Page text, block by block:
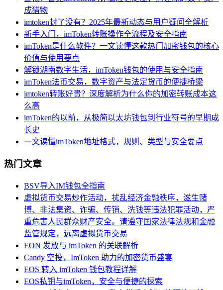
成猎物
imtoken封了没有？2025年最新动态与用户疑问全解析
新手入门，imToken转账操作全流程及安全指南
imToken是什么软件？一文读懂这款热门加密钱包的核心
价值与使用要点
解锁湖南数字生活，imToken钱包的使用与安全指南
imToken法币交易，数字资产与法定货币的便捷桥梁
imtoken转账好贵？深度解析为什么你的加密转账成本这
么高
imToken的以前，从极简以太坊钱包到行业符号的早期成
长史
一文读懂imToken地址格式，规则、类型与安全要点
热门文章
BSV导入IM钱包全指南
虚拟货币交易炒作活动，扰乱经济金融秩序，滋生赌
博、非法集资、诈骗、传销、洗钱等违法犯罪活动，严
重危害人民群众财产安全。请遵守国家法律法规和金融
监管规定，远离虚拟货币交易
EON 发放与 imToken 的关联解析
Candy 空投，ImToken 助力的加密货币盛宴
EOS 转入 imToken 钱包教程详解
EOS私钥与imToken，安全与便捷的探索